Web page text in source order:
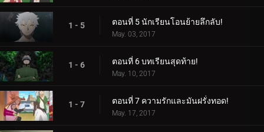
1 - 5 ตอนที่ 5 นักเรียนโอนย้ายลึกลับ!
May. 03, 2017
1 - 6 ตอนที่ 6 บทเรียนสุดท้าย!
May. 10, 2017
1 - 7 ตอนที่ 7 ความรักและมันฝรั่งทอด!
May. 17, 2017